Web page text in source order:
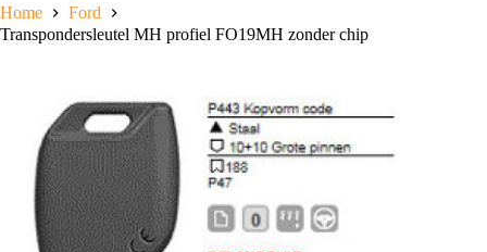
Home
Ford
Transpondersleutel MH profiel FO19MH zonder chip